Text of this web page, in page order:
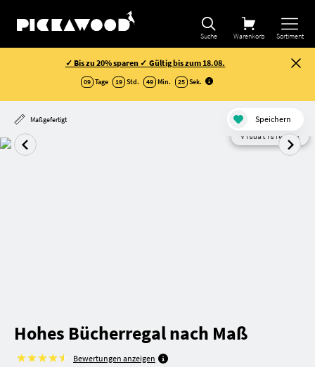
Suche Warenkorb Sortiment
✓ Bis zu 20% sparen ✓ Gültig bis zum 18.08.
09 Tage 19 Std. 49 Min. 24 Sek.
Maßgefertigt Speichern
Visualisierung
Hohes Bücherregal nach Maß
Bewertungen anzeigen